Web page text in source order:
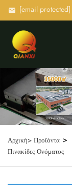
[email protected]
Αρχική> Προϊόντα >
Πινακίδες Ονόματος